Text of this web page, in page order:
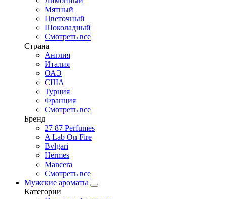
Мятный
Цветочный
Шоколадный
Смотреть все
Страна
Англия
Италия
ОАЭ
США
Турция
Франция
Смотреть все
Бренд
27 87 Perfumes
A Lab On Fire
Bvlgari
Hermes
Mancera
Смотреть все
Мужские ароматы
Категории